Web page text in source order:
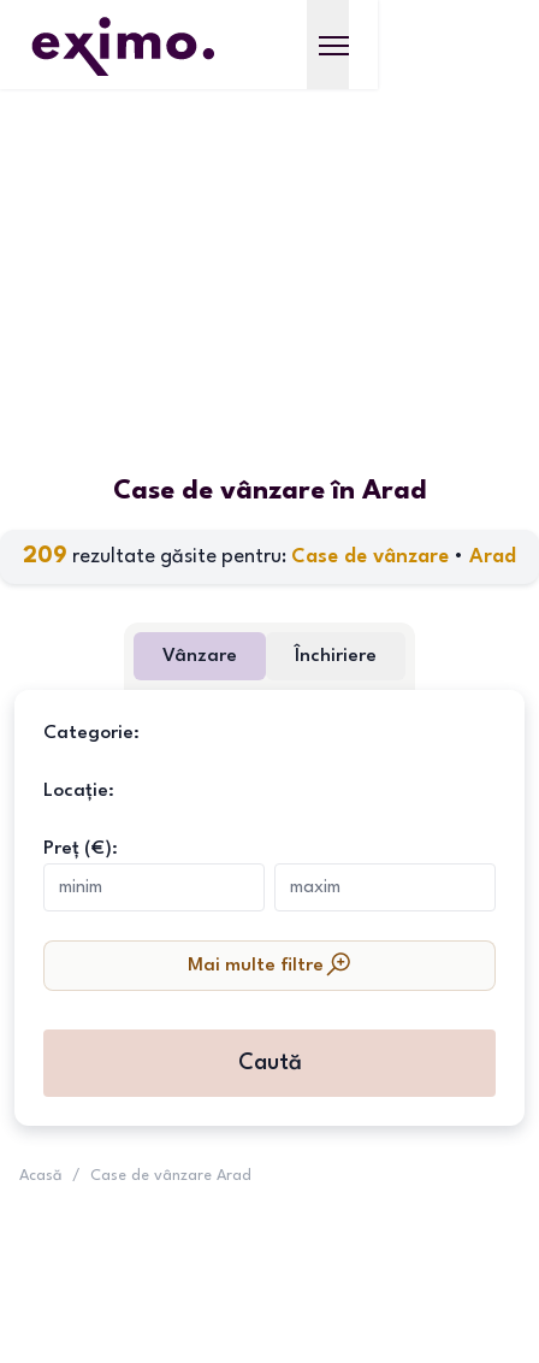
Case de vânzare în Arad
209 rezultate găsite pentru: Case de vânzare • Arad
Vânzare Închiriere
Categorie:
Locație:
Preț (€):
Mai multe filtre
Caută
Acasă / Case de vânzare Arad